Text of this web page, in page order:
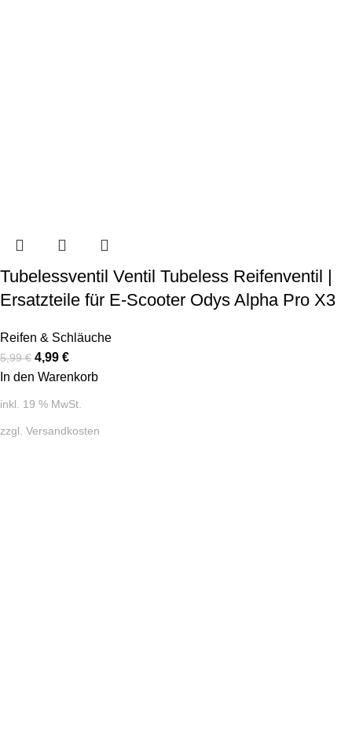
Tubelessventil Ventil Tubeless Reifenventil |
Ersatzteile für E-Scooter Odys Alpha Pro X3
Reifen & Schläuche
5,99€ 4,99 €
In den Warenkorb
inkl. 19 % MwSt.
zzgl. Versandkosten